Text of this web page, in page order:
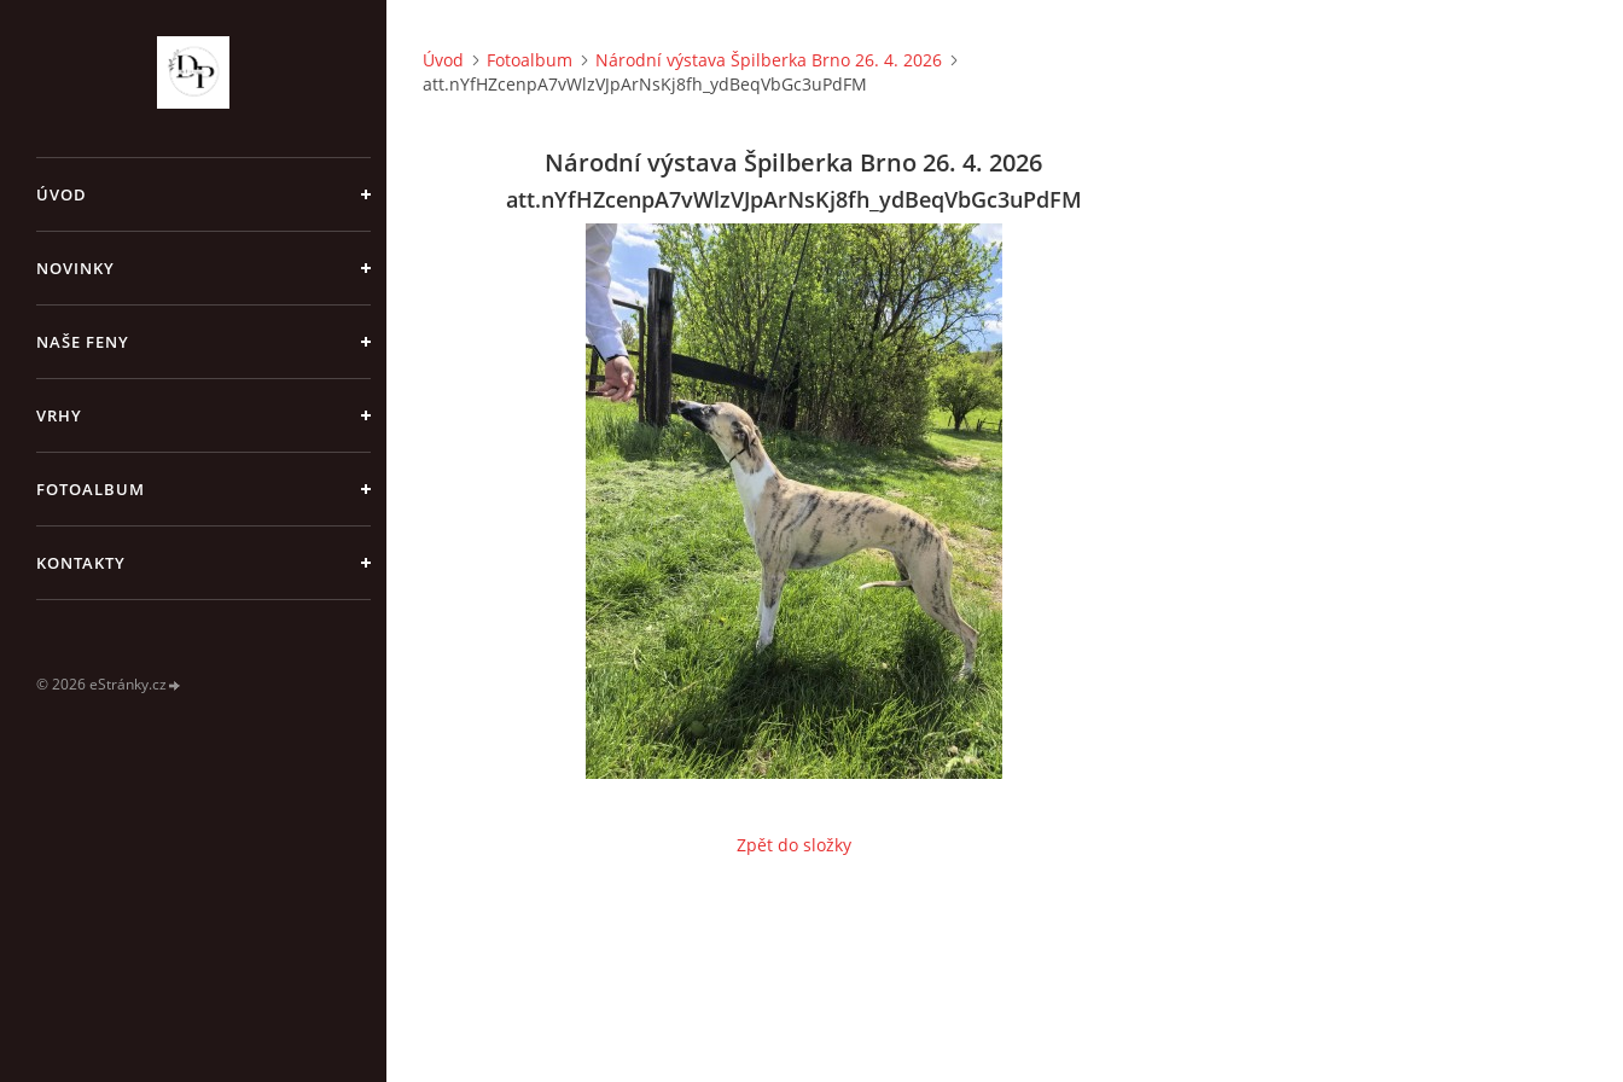
ÚVOD
NOVINKY
NAŠE FENY
VRHY
FOTOALBUM
KONTAKTY
© 2026 eStránky.cz
Úvod Fotoalbum
Národní výstava Špilberka Brno 26. 4. 2026
att.nYfHZcenpA7vWlzVJpArNsKj8fh_ydBeqVbGc3uPdFM
Národní výstava Špilberka Brno 26. 4. 2026
att.nYfHZcenpA7vWlzVJpArNsKj8fh_ydBeqVbGc3uPdFM
Zpět do složky